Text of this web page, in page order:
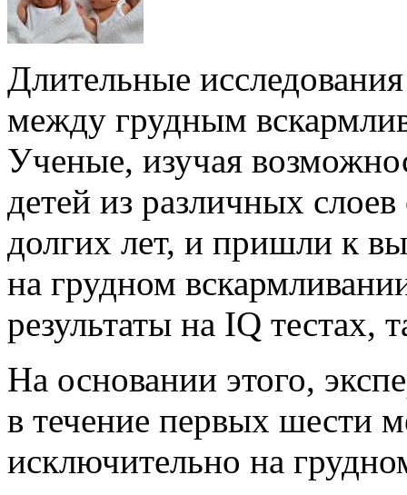
Длительные
между грудным
Ученые, изучая
детей из различных
долгих лет, и пришли к
на грудном
результаты на IQ тестах,
На основании этого,
в течение первых шести
исключительно на